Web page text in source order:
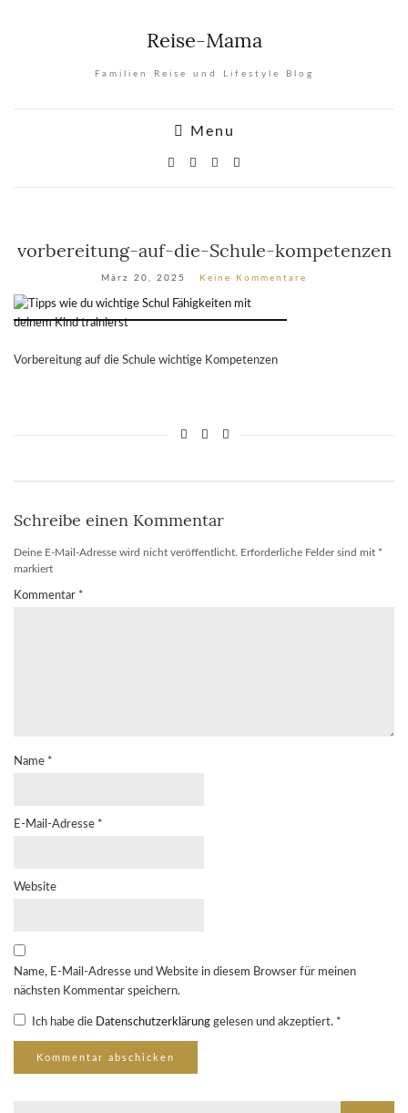
Reise-Mama
Familien Reise und Lifestyle Blog
Menu
vorbereitung-auf-die-Schule-kompetenzen
März 20, 2025 Keine Kommentare
Vorbereitung auf die Schule wichtige Kompetenzen
Schreibe einen Kommentar
Deine E-Mail-Adresse wird nicht veröffentlicht. Erforderliche Felder sind mit *
markiert
Kommentar *
Name *
E-Mail-Adresse *
Website
Name, E-Mail-Adresse und Website in diesem Browser für meinen
nächsten Kommentar speichern.
Ich habe die Datenschutzerklärung gelesen und akzeptiert. *